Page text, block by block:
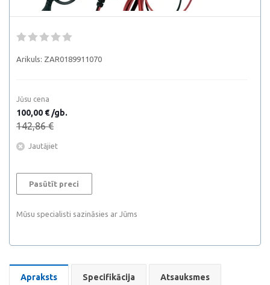
Arikuls: ZAR0189911070
Jūsu cena
100,00 € /gb.
142,86 €
Jautājiet
Pasūtīt preci
Mūsu specialisti sazināsies ar Jūms
Apraksts Specifikācija Atsauksmes